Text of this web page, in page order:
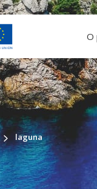
O
laguna